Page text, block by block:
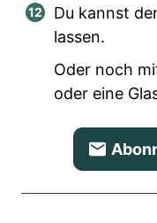
Du kannst
lassen.
Oder noch
oder eine